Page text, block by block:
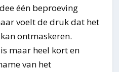
één beproeving
voelt de druk dat het
ontmaskeren.
maar heel kort en
van het